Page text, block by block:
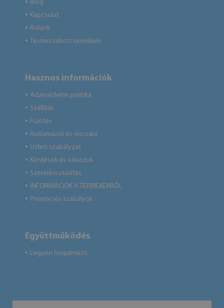
● Blog
● Kapcsolat
● Rólunk
● Testreszabott termékek
Hasznos információk
● Adatvédelmi politika
● Szállítás
● Fizetés
● Reklamáció és visszáru
● Üzleti szabályzat
● Kérdések és válaszok
● Szerelési utasítás
● INFORMÁCIÓK A TERMÉKEKRŐL
● Promóciós szabályok
Együttműködés
● Legyen forgalmazó